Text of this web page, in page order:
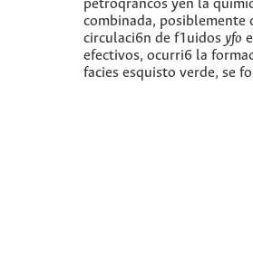
petroqrancos yen la
combinada,
circulaci6n de f1uidos yfo
efectivos, ocurri6 la
facies esquisto verde, se